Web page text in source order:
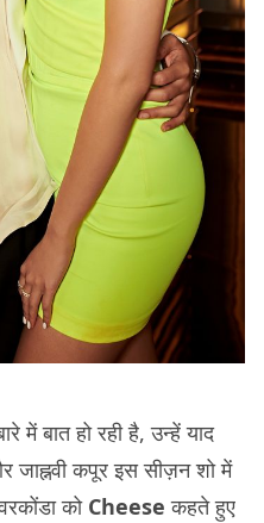
में बात हो रही है, उन्हें याद
जाह्नवी कपूर इस सीज़न शो में
को Cheese कहते हुए